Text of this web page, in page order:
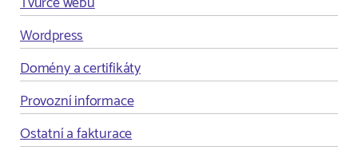
Wordpress
Domény a certifikáty
Provozní informace
Ostatní a fakturace